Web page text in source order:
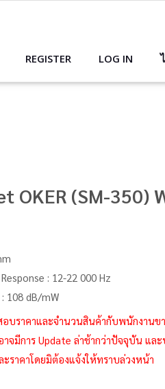
REGISTER LOG IN
OKER (SM-350)
: 12-22 000 Hz
108 dB/mW
บราคาและจำนวนสินค้ากับพนักงานข
จมีการ Update ล่าช้ากว่าปัจจุบัน แล
ราคาโดยมิต้องแจ้งให้ทราบล่วงหน้า